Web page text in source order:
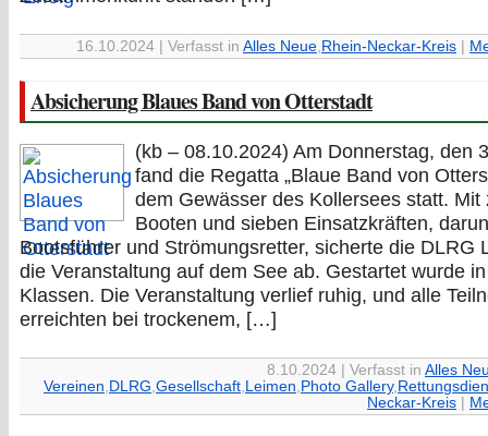
16.10.2024 | Verfasst in Alles Neue, Rhein-Neckar-Kreis
Absicherung Blaues Band von Otterstadt
(kb – 08.10.2024) Am Donnerstag, den
fand die Regatta „Blaue Band von
dem Gewässer des Kollersees statt. Mit
Booten und sieben Einsatzkräften,
Bootsführer und Strömungsretter, sicherte die DLRG
die Veranstaltung auf dem See ab. Gestartet wurde
Klassen. Die Veranstaltung verlief ruhig, und alle
erreichten bei trockenem, […]
8.10.2024 | Verfasst in Alles
Vereinen DLRG Gesellschaft Leimen Photo Gallery,
Neckar-Kreis